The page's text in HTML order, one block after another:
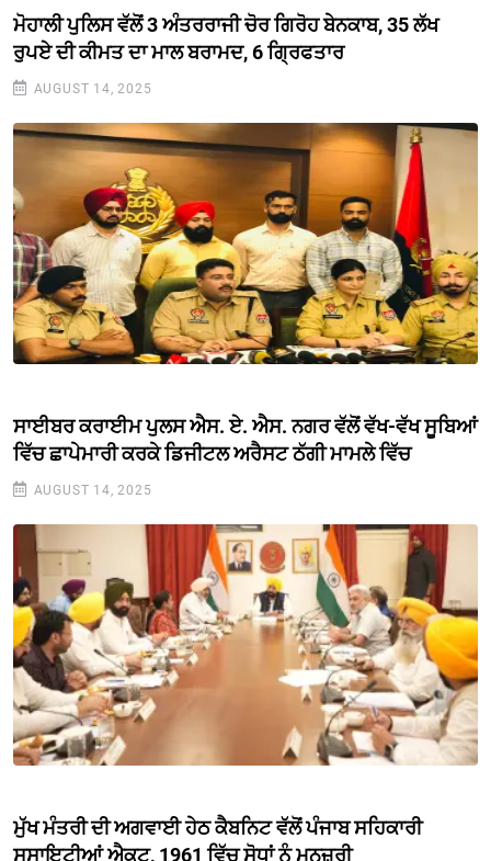
ਮੋਹਾਲੀ ਪੁਲਿਸ ਵੱਲੋਂ 3 ਅੰਤਰਰਾਜੀ ਚੋਰ ਗਿਰੋਹ ਬੇਨਕਾਬ, 35 ਲੱਖ
ਰੁਪਏ ਦੀ ਕੀਮਤ ਦਾ ਮਾਲ ਬਰਾਮਦ, 6 ਗ੍ਰਿਫਤਾਰ
AUGUST 14, 2025
ਸਾਈਬਰ ਕਰਾਈਮ ਪੁਲਸ ਐਸ. ਏ. ਐਸ. ਨਗਰ ਵੱਲੋਂ ਵੱਖ-ਵੱਖ ਸੂਬਿਆਂ
ਵਿੱਚ ਛਾਪੇਮਾਰੀ ਕਰਕੇ ਡਿਜੀਟਲ ਅਰੈਸਟ ਠੱਗੀ ਮਾਮਲੇ ਵਿੱਚ
AUGUST 14, 2025
ਮੁੱਖ ਮੰਤਰੀ ਦੀ ਅਗਵਾਈ ਹੇਠ ਕੈਬਨਿਟ ਵੱਲੋਂ ਪੰਜਾਬ ਸਹਿਕਾਰੀ
ਸੁਸਾਇਟੀਆਂ ਐਕਟ, 1961 ਵਿੱਚ ਸੋਧਾਂ ਨੂੰ ਮਨਜ਼ੂਰੀ